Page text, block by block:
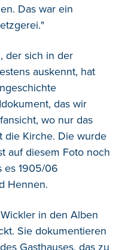
Das war ein
der sich in der
auskennt, hat
das wir
wo nur das
die Kirche. Die wurde
auf diesem Foto noch
es 1905/06
Hennen.
in den Alben
Sie dokumentieren
Gasthauses, das zu